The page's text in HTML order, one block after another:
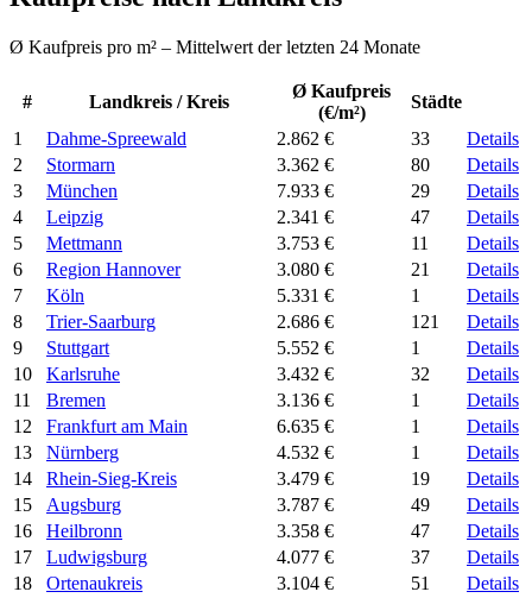
Ø Kaufpreis pro m² – Mittelwert der letzten 24 Monate
# Landkreis / Kreis
Ø Kaufpreis
(€/m²)
Städte
1
Dahme-Spreewald 2.862 € 33
Details
2
Stormarn 3.362 € 80
Details
3
München 7.933 € 29
Details
4
Leipzig 2.341 € 47
Details
5
Mettmann 3.753 € 11
Details
6
Region Hannover 3.080 € 21
Details
7
Köln 5.331 € 1
Details
8
Trier-Saarburg 2.686 € 121
Details
9
Stuttgart 5.552 € 1
Details
10
Karlsruhe 3.432 € 32
Details
11
Bremen 3.136 € 1
Details
12
Frankfurt am Main 6.635 € 1
Details
13
Nürnberg 4.532 € 1
Details
14
Rhein-Sieg-Kreis 3.479 € 19
Details
15
Augsburg 3.787 € 49
Details
16
Heilbronn 3.358 € 47
Details
17
Ludwigsburg 4.077 € 37
Details
18
Ortenaukreis 3.104 € 51
Details